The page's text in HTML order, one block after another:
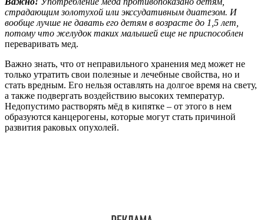
страдающим золотухой или экссудативным диатезом. И
вообще лучше не давать его детям в возрасте до 1,5 лет,
потому что желудок таких малышей еще не приспособлен
переваривать мед.
Важно знать, что от неправильного хранения мед может не
только утратить свои полезные и лечебные свойства, но и
стать вредным. Его нельзя оставлять на долгое время на свету,
а также подвергать воздействию высоких температур.
Недопустимо растворять мёд в кипятке – от этого в нем
образуются канцерогены, которые могут стать причиной
развития раковых опухолей.